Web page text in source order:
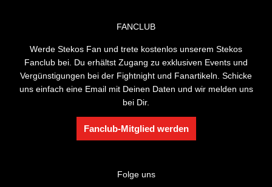
FANCLUB
Werde Stekos Fan und trete kostenlos unserem Stekos
Fanclub bei. Du erhältst Zugang zu exklusiven Events und
Vergünstigungen bei der Fightnight und Fanartikeln. Schicke
uns einfach eine Email mit Deinen Daten und wir melden uns
bei Dir.
Fanclub-Mitglied werden
Folge uns